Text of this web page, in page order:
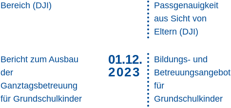
Bereich (DJI)
Passgenauigkeit
aus Sicht von
Eltern (DJI)
Bericht zum Ausbau
der
Ganztagsbetreuung
für Grundschulkinder
01.12.
2023
Bildungs- und
Betreuungsangebot
für
Grundschulkinder